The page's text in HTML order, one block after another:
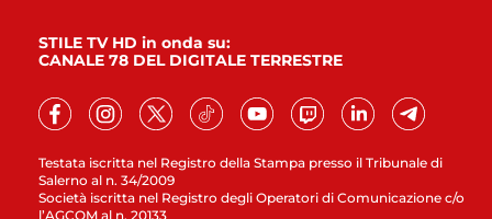
Testata iscritta nel Registro della Stampa presso il Tribunale di
Salerno al n. 34/2009
Società iscritta nel Registro degli Operatori di Comunicazione c/o
l’AGCOM al n. 20133
STILE TV HD in onda su:
CANALE 78 DEL DIGITALE TERRESTRE